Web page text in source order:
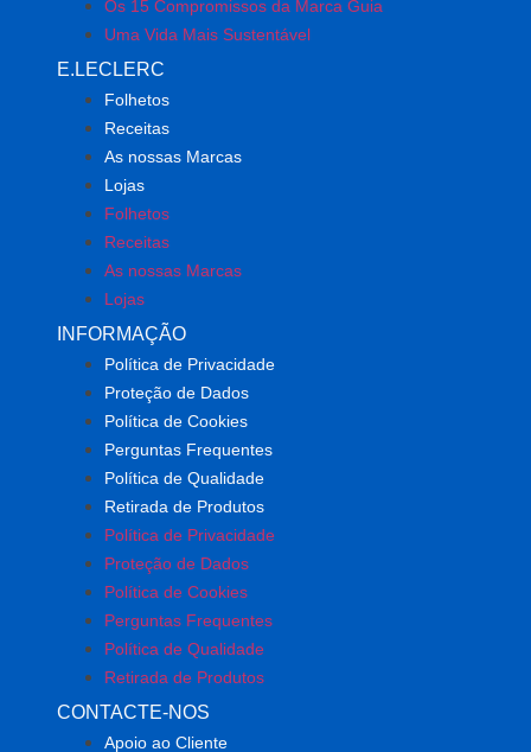
Os 15 Compromissos da Marca Guia
Uma Vida Mais Sustentável
E.LECLERC
Folhetos
Receitas
As nossas Marcas
Lojas
Folhetos
Receitas
As nossas Marcas
Lojas
INFORMAÇÃO
Política de Privacidade
Proteção de Dados
Política de Cookies
Perguntas Frequentes
Política de Qualidade
Retirada de Produtos
Política de Privacidade
Proteção de Dados
Política de Cookies
Perguntas Frequentes
Política de Qualidade
Retirada de Produtos
CONTACTE-NOS
Apoio ao Cliente